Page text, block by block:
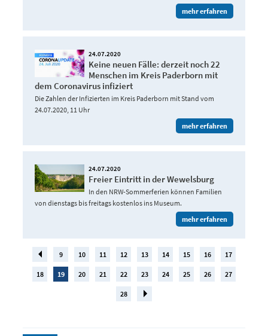
mehr erfahren
24.07.2020
Keine neuen Fälle: derzeit noch 22
Menschen im Kreis Paderborn mit
dem Coronavirus infiziert
Die Zahlen der Infizierten im Kreis Paderborn mit Stand vom
24.07.2020, 11 Uhr
mehr erfahren
24.07.2020
Freier Eintritt in der Wewelsburg
In den NRW-Sommerferien können Familien
von dienstags bis freitags kostenlos ins Museum.
mehr erfahren
9 10 11 12 13 14 15 16 17
18 19 20 21 22 23 24 25 26 27
28